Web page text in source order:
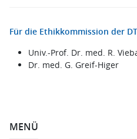
Für die Ethikkommission der
Univ.-Prof. Dr. med. R.
Dr. med. G. Greif-Higer
MENÜ